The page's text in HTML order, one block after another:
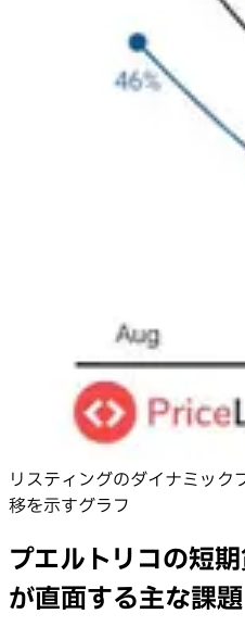
リスティングのダイナミッ
移を示すグラフ
プエルトリコの短
が直面する主な課題